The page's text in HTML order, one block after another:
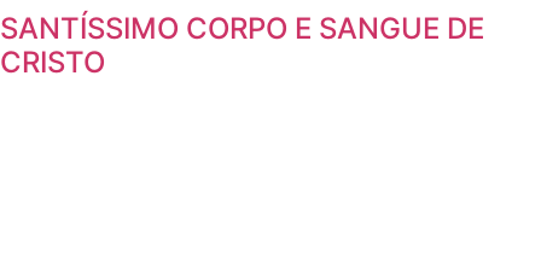
SANTÍSSIMO CORPO E SANGUE DE
CRISTO